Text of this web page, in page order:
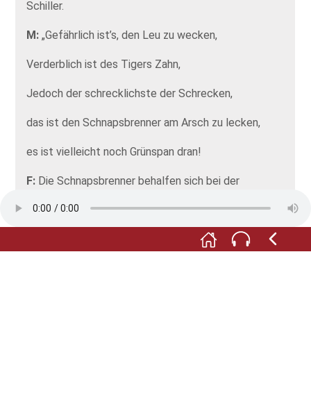
Schiller.
M: „Gefährlich ist’s, den Leu zu wecken,
Verderblich ist des Tigers Zahn,
Jedoch der schrecklichste der Schrecken,
das ist den Schnapsbrenner am Arsch zu lecken,
es ist vielleicht noch Grünspan dran!
F: Die Schnapsbrenner behalfen sich bei der
anschließend gut geschüttelt. So wirklich
überzeugen konnte der Schlangenkühler am Ende